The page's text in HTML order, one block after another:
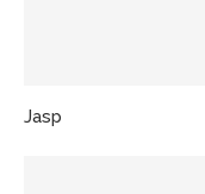
Jasp